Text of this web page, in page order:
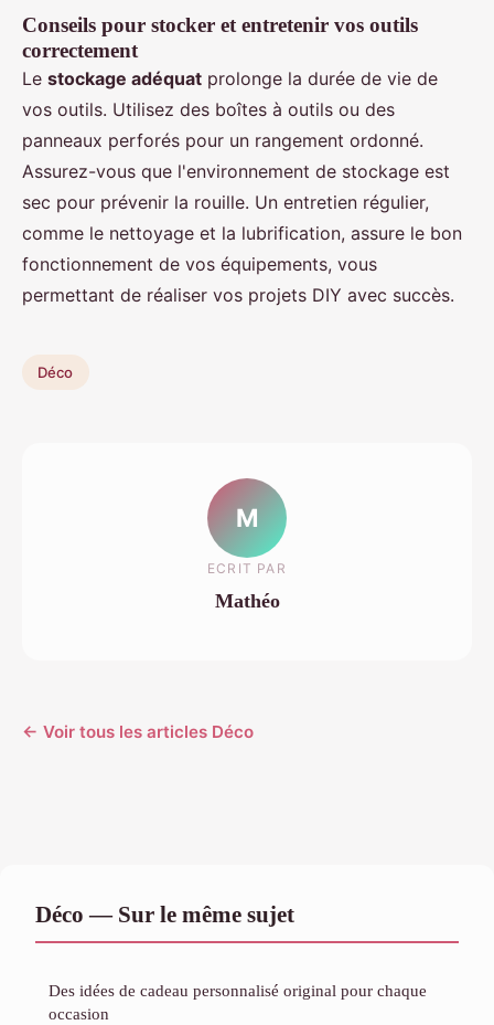
Conseils pour stocker et entretenir vos outils
correctement
Le stockage adéquat prolonge la durée de vie de
vos outils. Utilisez des boîtes à outils ou des
panneaux perforés pour un rangement ordonné.
Assurez-vous que l'environnement de stockage est
sec pour prévenir la rouille. Un entretien régulier,
comme le nettoyage et la lubrification, assure le bon
fonctionnement de vos équipements, vous
permettant de réaliser vos projets DIY avec succès.
Déco
M
ECRIT PAR
Mathéo
← Voir tous les articles Déco
Déco — Sur le même sujet
Des idées de cadeau personnalisé original pour chaque
occasion